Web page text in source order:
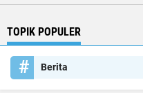
TOPIK POPULER
Berita